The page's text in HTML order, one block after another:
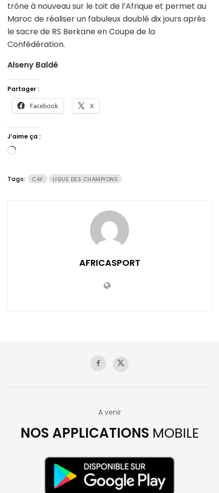
trône à nouveau sur le toit de l’Afrique et permet au
Maroc de réaliser un fabuleux doublé dix jours après
le sacre de RS Berkane en Coupe de la
Confédération.
Alseny Baldé
Partager :
Facebook X
J’aime ça :
Chargement…
Tags: CAF LIGUE DES CHAMPIONS
AFRICASPORT
A venir
NOS APPLICATIONS MOBILE